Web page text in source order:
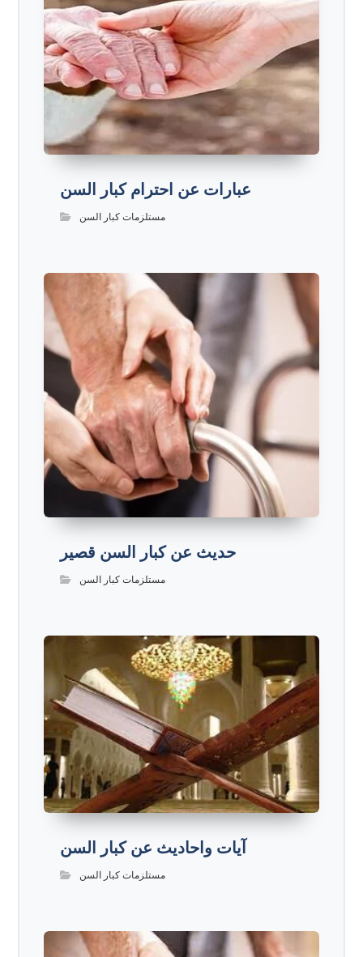
عبارات عن احترام كبار السن
مستلزمات كبار السن
حديث عن كبار السن قصير
مستلزمات كبار السن
آيات واحاديث عن كبار السن
مستلزمات كبار السن